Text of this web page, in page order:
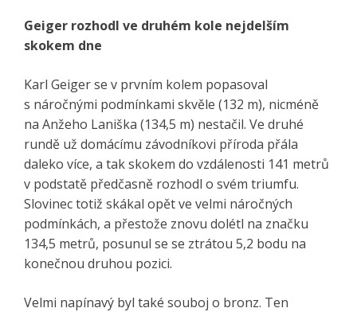
Geiger rozhodl ve druhém kole nejdelším
skokem dne
Karl Geiger se v prvním kolem popasoval
s náročnými podmínkami skvěle (132 m), nicméně
na Anžeho Laniška (134,5 m) nestačil. Ve druhé
rundě už domácímu závodníkovi příroda přála
daleko více, a tak skokem do vzdálenosti 141 metrů
v podstatě předčasně rozhodl o svém triumfu.
Slovinec totiž skákal opět ve velmi náročných
podmínkách, a přestože znovu dolétl na značku
134,5 metrů, posunul se se ztrátou 5,2 bodu na
konečnou druhou pozici.
Velmi napínavý byl také souboj o bronz. Ten